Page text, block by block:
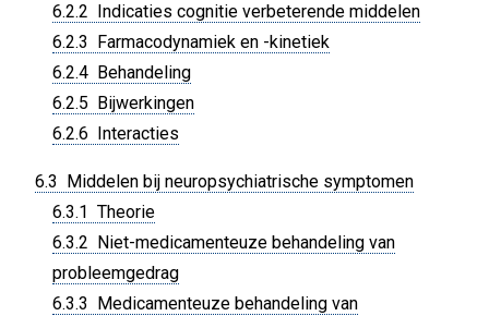
6.2.2 Indicaties cognitie verbeterende middelen
6.2.3 Farmacodynamiek en -kinetiek
6.2.4 Behandeling
6.2.5 Bijwerkingen
6.2.6 Interacties
6.3 Middelen bij neuropsychiatrische symptomen
6.3.1 Theorie
6.3.2 Niet-medicamenteuze behandeling van
probleemgedrag
6.3.3 Medicamenteuze behandeling van